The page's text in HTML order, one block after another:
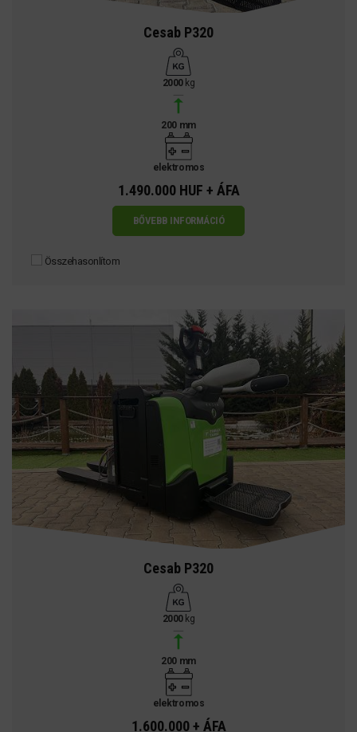
Cesab P320
2000kg
200 mm
elektromos
1.490.000 HUF + ÁFA
BŐVEBB INFORMÁCIÓ
Összehasonlítom
Cesab P320
2000kg
200 mm
elektromos
1.600.000 + ÁFA